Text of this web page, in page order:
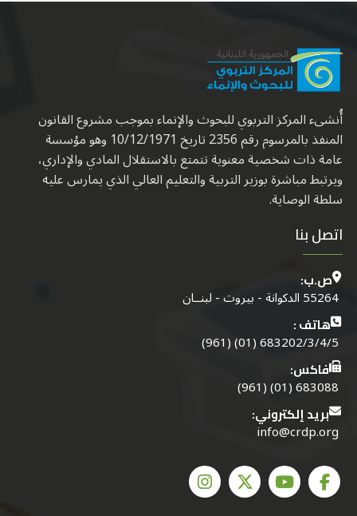
أُنشىء المركز التربوي للبحوث والإنماء بموجب مشروع القانون
المنفذ بالمرسوم رقم 2356 تاريخ 10/12/1971 وهو مؤسسة
عامة ذات شخصية معنوية تتمتع بالاستقلال المادي والإداري،
ويرتبط مباشرة بوزير التربية والتعليم العالي الذي يمارس عليه
سلطة الوصاية.
اتصل بنا
ص.ب:
55264 الدكوانة - بيروت - لبنــان
هاتف :
683202/3/4/5 (01) (961)
فاكس:
683088 (01) (961)
بريد إلكتروني:
info@crdp.org